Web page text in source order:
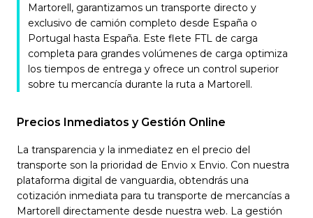
Martorell, garantizamos un transporte directo y
exclusivo de camión completo desde España o
Portugal hasta España. Este flete FTL de carga
completa para grandes volúmenes de carga optimiza
los tiempos de entrega y ofrece un control superior
sobre tu mercancía durante la ruta a Martorell.
Precios Inmediatos y Gestión Online
La transparencia y la inmediatez en el precio del
transporte son la prioridad de Envio x Envio. Con nuestra
plataforma digital de vanguardia, obtendrás una
cotización inmediata para tu transporte de mercancías a
Martorell directamente desde nuestra web. La gestión